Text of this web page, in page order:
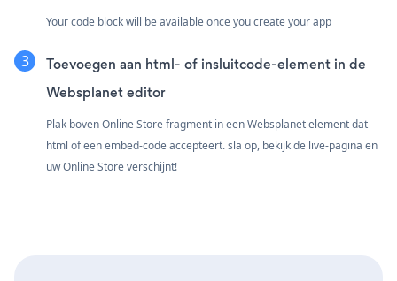
Your code block will be available once you create your app
Toevoegen aan html- of insluitcode-element in de
Websplanet editor
Plak boven Online Store fragment in een Websplanet element dat
html of een embed-code accepteert. sla op, bekijk de live-pagina en
uw Online Store verschijnt!